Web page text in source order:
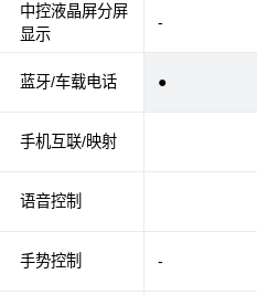
中控液晶屏分屏
显示
蓝牙/车载电话
手机互联/映射
语音控制
手势控制
-
●
-